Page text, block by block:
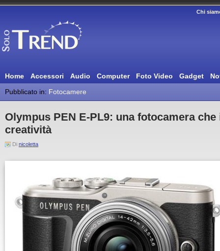
Chi
Home Accessori Audio Computer Foto Video Gadget
Pubblicato in: Fotocamere
Olympus PEN E-PL9: una fotocamera
creatività
Di nicoletta